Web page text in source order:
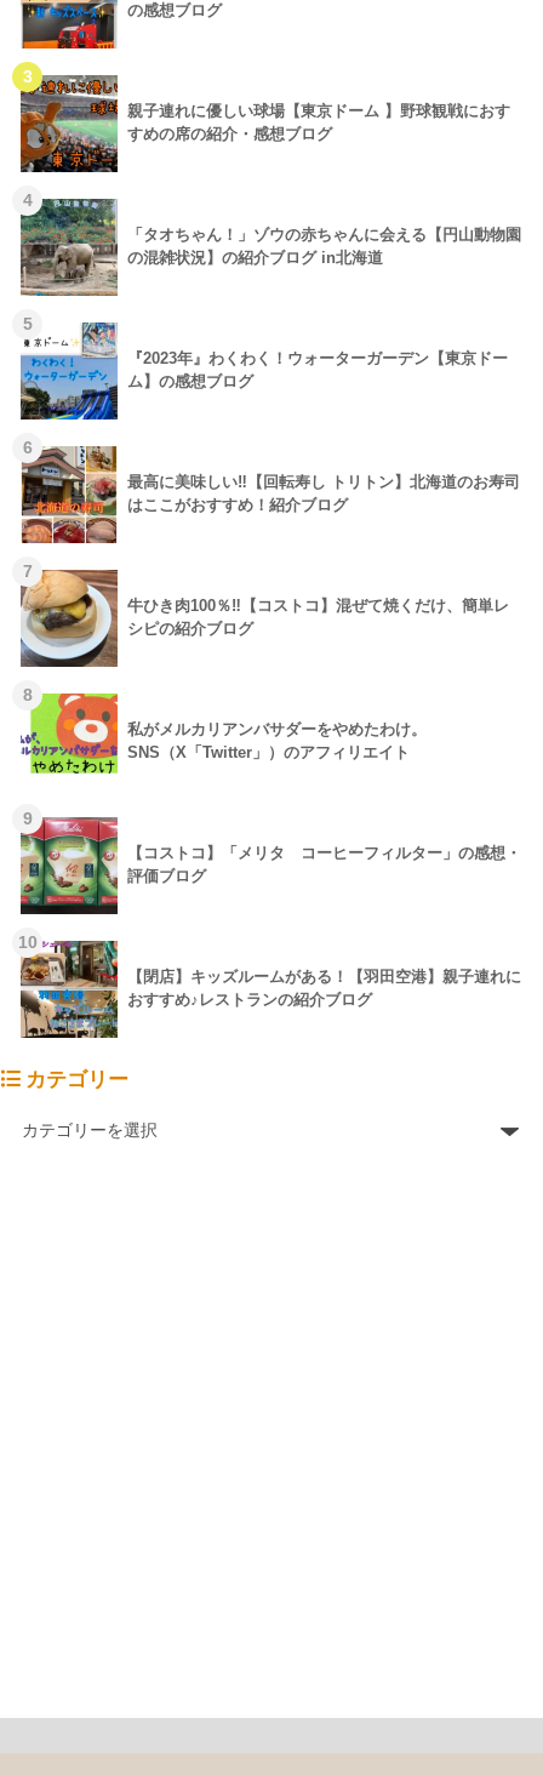
の感想ブログ
3
親子連れに優しい球場【東京ドーム 】野球観戦におす
すめの席の紹介・感想ブログ
4
「タオちゃん！」ゾウの赤ちゃんに会える【円山動物園
の混雑状況】の紹介ブログ in北海道
5
『2023年』わくわく！ウォーターガーデン【東京ドー
ム】の感想ブログ
6
最高に美味しい‼【回転寿し トリトン】北海道のお寿司
はここがおすすめ！紹介ブログ
7
牛ひき肉100％‼【コストコ】混ぜて焼くだけ、簡単レ
シピの紹介ブログ
8
私がメルカリアンバサダーをやめたわけ。
SNS（X「Twitter」）のアフィリエイト
9
【コストコ】「メリタ コーヒーフィルター」の感想・
評価ブログ
10
【閉店】キッズルームがある！【羽田空港】親子連れに
おすすめ♪レストランの紹介ブログ
カテゴリー